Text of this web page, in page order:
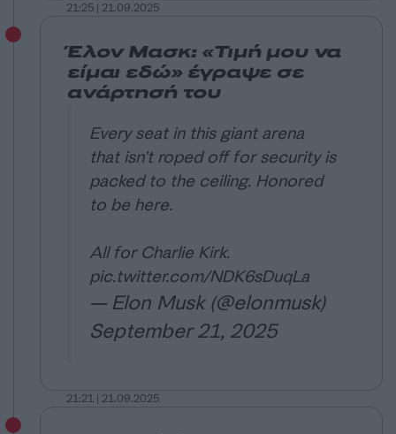
21:25 | 21.09.2025
Έλον Μασκ: «Τιμή μου να
είμαι εδώ» έγραψε σε
ανάρτησή του
Every seat in this giant arena
that isn’t roped off for security is
packed to the ceiling. Honored
to be here.
All for Charlie Kirk.
pic.twitter.com/NDK6sDuqLa
— Elon Musk (@elonmusk)
September 21, 2025
21:21 | 21.09.2025